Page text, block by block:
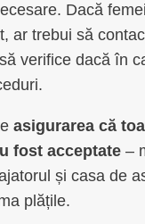
Dacă
ar trebui să
verifice dacă în
asigurarea că
fost acceptate –
și casa de
plățile.